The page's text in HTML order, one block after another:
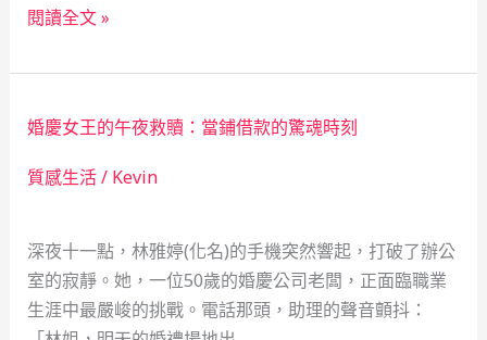
從
底
身：
一
位
購
顧
問
閱讀全文 »
婚慶女王的午夜救贖：當鋪借款的驚魂時刻
質感生活/ Kevin
深夜十一點，林雅婷(化名)的手機突然響起，打破了辦公
室的寂靜。她，一位50歲的婚慶公司老闆，正面臨職業
生涯中最嚴峻的挑戰。電話那頭，助理的聲音顫抖：